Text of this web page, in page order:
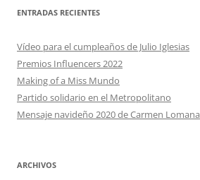
ENTRADAS RECIENTES
Vídeo para el cumpleaños de Julio Iglesias
Premios Influencers 2022
Making of a Miss Mundo
Partido solidario en el Metropolitano
Mensaje navideño 2020 de Carmen Lomana
ARCHIVOS